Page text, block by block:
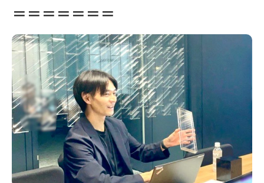
＝＝＝＝＝＝＝